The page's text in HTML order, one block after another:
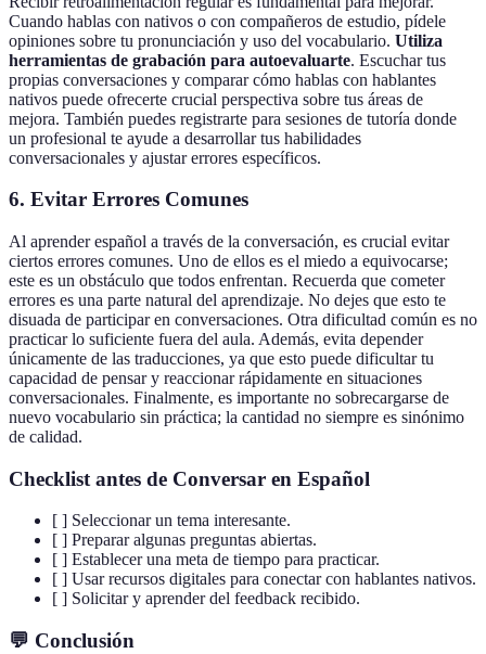
Cuando hablas con nativos o con compañeros de estudio, pídele
opiniones sobre tu pronunciación y uso del vocabulario. Utiliza
herramientas de grabación para autoevaluarte. Escuchar tus
propias conversaciones y comparar cómo hablas con hablantes
nativos puede ofrecerte crucial perspectiva sobre tus áreas de
mejora. También puedes registrarte para sesiones de tutoría donde
un profesional te ayude a desarrollar tus habilidades
conversacionales y ajustar errores específicos.
6. Evitar Errores Comunes
Al aprender español a través de la conversación, es crucial evitar
ciertos errores comunes. Uno de ellos es el miedo a equivocarse;
este es un obstáculo que todos enfrentan. Recuerda que cometer
errores es una parte natural del aprendizaje. No dejes que esto te
disuada de participar en conversaciones. Otra dificultad común es no
practicar lo suficiente fuera del aula. Además, evita depender
únicamente de las traducciones, ya que esto puede dificultar tu
capacidad de pensar y reaccionar rápidamente en situaciones
conversacionales. Finalmente, es importante no sobrecargarse de
nuevo vocabulario sin práctica; la cantidad no siempre es sinónimo
de calidad.
Checklist antes de Conversar en Español
[ ] Seleccionar un tema interesante.
[ ] Preparar algunas preguntas abiertas.
[ ] Establecer una meta de tiempo para practicar.
[ ] Usar recursos digitales para conectar con hablantes nativos.
[ ] Solicitar y aprender del feedback recibido.
💬 Conclusión